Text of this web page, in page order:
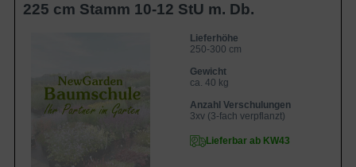
225 cm Stamm 10-12 StU m. Db.
Lieferhöhe
250-300 cm
Gewicht
ca. 40 kg
Anzahl Verschulungen
3xv (3-fach verpflanzt)
Lieferbar ab KW43